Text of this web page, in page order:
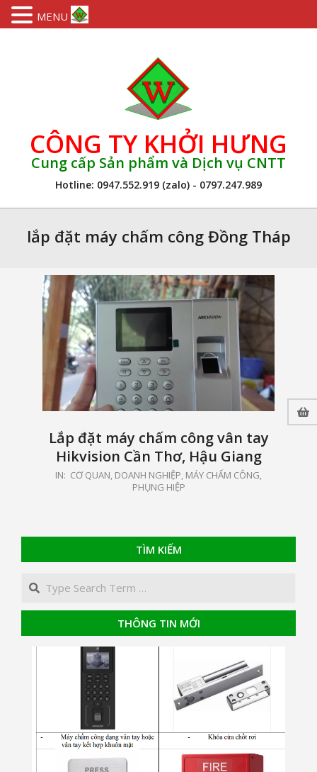
CÔNG TY KHỞI HƯNG
Cung cấp Sản phẩm và Dịch vụ CNTT
Hotline: 0947.552.919 (zalo) - 0797.247.989
Navigationlắp đặt máy chấm công Đồng Tháp
Lắp đặt máy chấm công vân tay
Hikvision Cần Thơ, Hậu Giang
2024-
IN: CƠ QUAN, DOANH NGHIỆP, MÁY CHẤM CÔNG,
PHỤNG HIỆP
TÌM KIẾM
Search
THÔNG TIN MỚI
MENU